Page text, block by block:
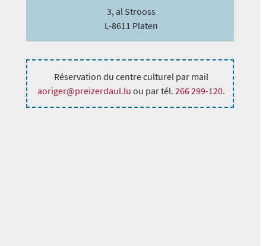
3, al Strooss
L-8611 Platen
Réservation du centre culturel par mail
aoriger@preizerdaul.luou par tél.266 299-120.